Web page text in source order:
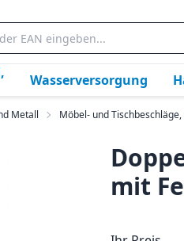
Wasserversorgung
Metall Möbel- und Tischbeschläge,
mit